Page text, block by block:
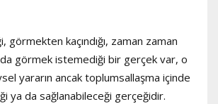
görmekten kaçındığı, zaman zaman
görmek istemediği bir gerçek var, o
yararın ancak toplumsallaşma içinde
ya da sağlanabileceği gerçeğidir.